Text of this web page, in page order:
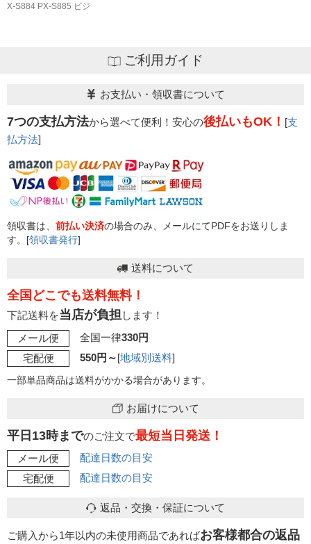
X-S884 PX-S885 ビジ
ご利用ガイド
お支払い・領収書について
7つの支払方法から選べて便利！安心の後払いもOK！ [支
払方法]
領収書は、 前払い決済の場合のみ、メールにてPDFをお送りしま
す。[領収書発行]
送料について
全国どこでも送料無料！
下記送料を当店が負担します！
メール便
全国一律330円
宅配便
550円～[地域別送料]
一部単品商品は送料がかかる場合があります。
お届けについて
平日13時までのご注文で最短当日発送！
メール便
配達日数の目安
宅配便
配達日数の目安
返品・交換・保証について
ご購入から1年以内の未使用商品であればお客様都合の返品